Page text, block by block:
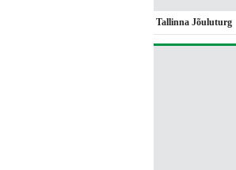
Tallinna Jõuluturg